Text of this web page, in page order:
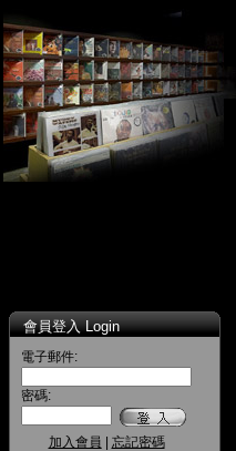
會員登入 Login
電子郵件:
密碼:
加入會員 忘記密碼